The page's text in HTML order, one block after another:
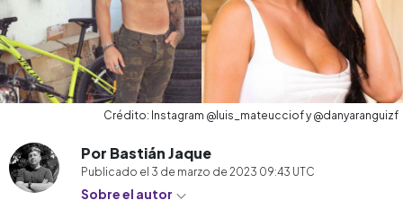
Crédito: Instagram @luis_mateucciof y @danyaranguizf
Por Bastián Jaque
Publicado el 3 de marzo de 2023 09:43 UTC
Sobre el autor